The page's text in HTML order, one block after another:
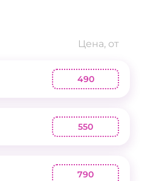
Цена, от
490
550
790